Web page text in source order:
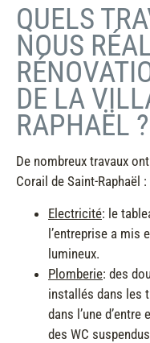
QUELS
NOUS
DE LA
RAPHAËL ?
De nombreux travaux
Corail de Saint-Raphaël :
Electricité: le
l’entreprise a mis
lumineux.
Plomberie: des
installés dans les
dans l’une
des WC